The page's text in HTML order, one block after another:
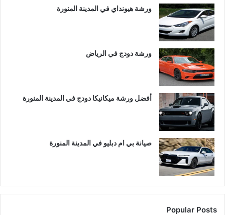
ورشة هيونداي في المدينة المنورة
ورشة دودج في الرياض
أفضل ورشة ميكانيكا دودج في المدينة المنورة
صيانة بي ام دبليو في المدينة المنورة
Popular Posts